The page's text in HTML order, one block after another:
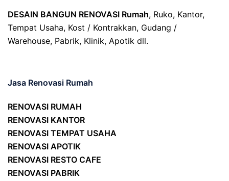
DESAIN BANGUN RENOVASI Rumah, Ruko, Kantor,
Tempat Usaha, Kost / Kontrakkan, Gudang /
Warehouse, Pabrik, Klinik, Apotik dll.
Jasa Renovasi Rumah
RENOVASI RUMAH
RENOVASI KANTOR
RENOVASI TEMPAT USAHA
RENOVASI APOTIK
RENOVASI RESTO CAFE
RENOVASI PABRIK